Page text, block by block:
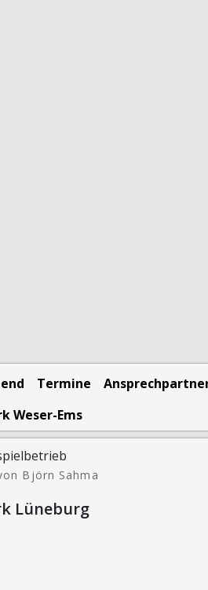
Termine
Weser-Ems
Björn Sahma
Lüneburg